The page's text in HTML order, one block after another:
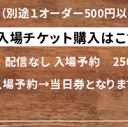
途１オーダー500円以
場チケット購入は
配信なし 入場予約
予約→当日券となりま